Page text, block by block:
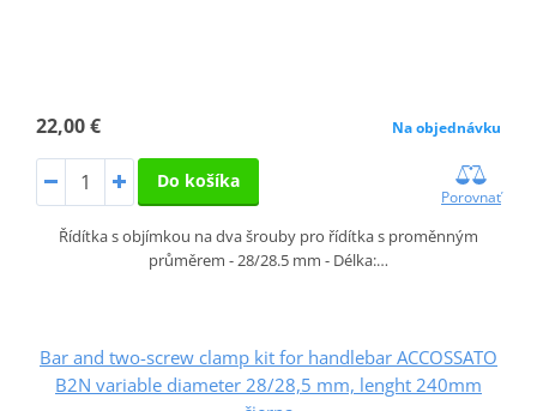
22,00 € Na objednávku
Do košíka
Porovnať
Řídítka s objímkou na dva šrouby pro řídítka s proměnným
průměrem - 28/28.5 mm - Délka:…
Bar and two-screw clamp kit for handlebar ACCOSSATO
B2N variable diameter 28/28,5 mm, lenght 240mm